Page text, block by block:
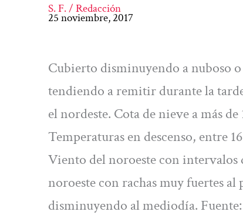
S. F. / Redacción
25 noviembre, 2017
Cubierto disminuyendo a nuboso
tendiendo a remitir durante la
el nordeste. Cota de nieve a más
Temperaturas en descenso, entre
Viento del noroeste con
noroeste con rachas muy fuertes
disminuyendo al mediodía.